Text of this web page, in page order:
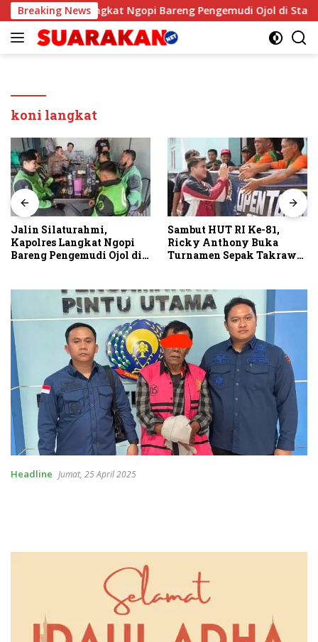
Langsung
ke
konten
Breaking News
Kapolres Langkat Ngopi Bareng Pengemudi Ojol di Stabat
koni langkat
Jalin Silaturahmi,
Kapolres Langkat Ngopi
Bareng Pengemudi Ojol di
Sambut HUT RI Ke-81,
Ricky Anthony Buka
Turnamen Sepak Takraw
Headline Jumat, 25 April 2025